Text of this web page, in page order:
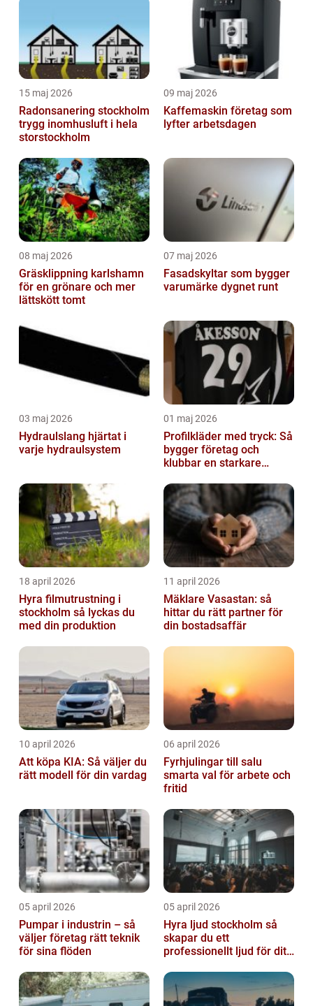
15 maj 2026
Radonsanering stockholm
trygg inomhusluft i hela
storstockholm
09 maj 2026
Kaffemaskin företag som
lyfter arbetsdagen
08 maj 2026
Gräsklippning karlshamn
för en grönare och mer
lättskött tomt
07 maj 2026
Fasadskyltar som bygger
varumärke dygnet runt
03 maj 2026
Hydraulslang hjärtat i
varje hydraulsystem
01 maj 2026
Profilkläder med tryck: Så
bygger företag och
klubbar en starkare
18 april 2026
Hyra filmutrustning i
stockholm så lyckas du
med din produktion
11 april 2026
Mäklare Vasastan: så
hittar du rätt partner för
din bostadsaffär
10 april 2026
Att köpa KIA: Så väljer du
rätt modell för din vardag
06 april 2026
Fyrhjulingar till salu
smarta val för arbete och
fritid
05 april 2026
Pumpar i industrin – så
väljer företag rätt teknik
för sina flöden
05 april 2026
Hyra ljud stockholm så
skapar du ett
professionellt ljud för ditt